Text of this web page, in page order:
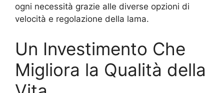
ogni necessità grazie alle diverse opzioni di
velocità e regolazione della lama.
Un Investimento Che
Migliora la Qualità della